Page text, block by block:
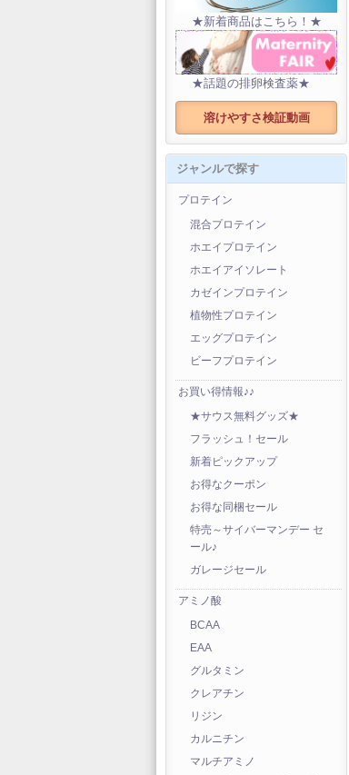
★新着商品はこちら！★
★話題の排卵検査薬★
溶けやすさ検証動画
ジャンルで探す
プロテイン
混合プロテイン
ホエイプロテイン
ホエイアイソレート
カゼインプロテイン
植物性プロテイン
エッグプロテイン
ビーフプロテイン
お買い得情報♪♪
★サウス無料グッズ★
フラッシュ！セール
新着ピックアップ
お得なクーポン
お得な同梱セール
特売～サイバーマンデー セ
ール♪
ガレージセール
アミノ酸
BCAA
EAA
グルタミン
クレアチン
リジン
カルニチン
マルチアミノ